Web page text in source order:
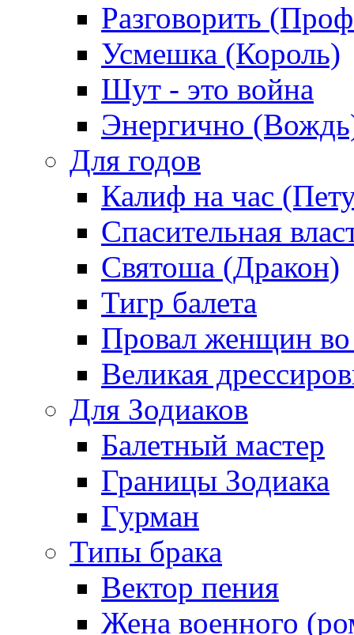
Разговорить
Усмешка (Король)
Шут - это война
Энергично
Для годов
Калиф на час
Спасительная
Святоша (Дракон)
Тигр балета
Провал женщин во
Великая
Для Зодиаков
Балетный мастер
Границы Зодиака
Гурман
Типы брака
Вектор пения
Жена военного